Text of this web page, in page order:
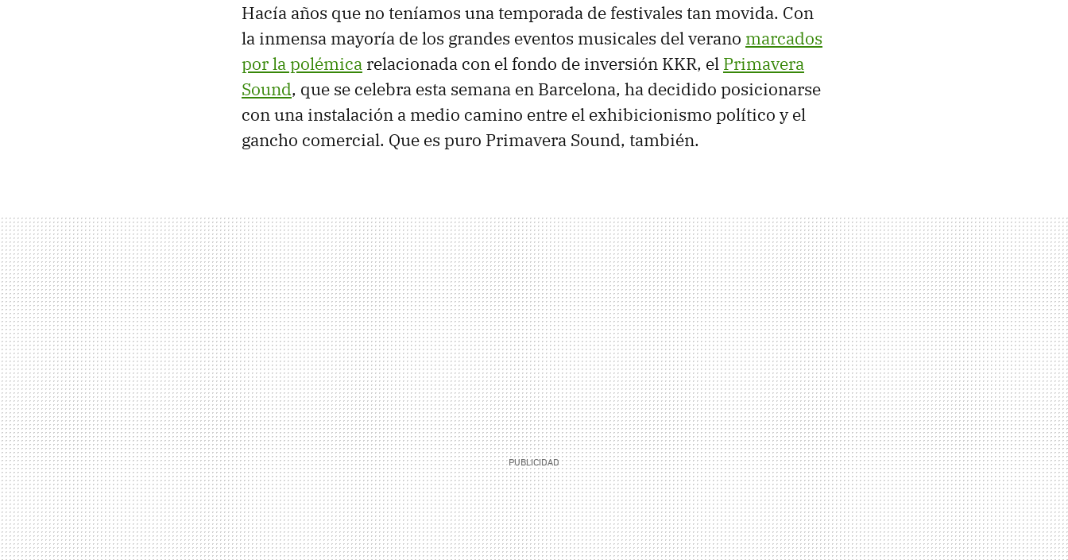
Hacía años que no teníamos una temporada de festivales tan movida. Con
la inmensa mayoría de los grandes eventos musicales del verano marcados
por la polémica relacionada con el fondo de inversión KKR, el Primavera
Sound, que se celebra esta semana en Barcelona, ha decidido posicionarse
con una instalación a medio camino entre el exhibicionismo político y el
gancho comercial. Que es puro Primavera Sound, también.